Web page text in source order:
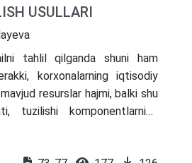
real biznes imkoniyatlari,
global tendensiyalar
USULLARI
tahlil qilganda shuni ham
korxonalarning iqtisodiy
resurslar hajmi, balki shu
tuzilishi komponentlarning
sifat tarkibini yaxshilash